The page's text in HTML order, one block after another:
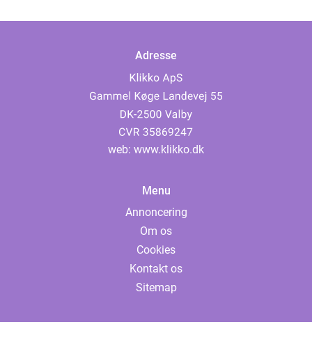
Adresse
web: www.klikko.dk
Menu
Annoncering
Om os
Cookies
Kontakt os
Sitemap